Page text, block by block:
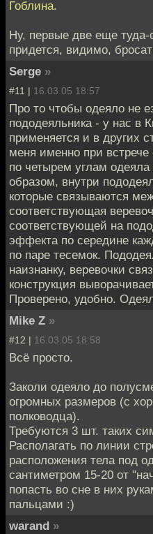
Гоблина.
Ну, первые две еще
придется, видимо,
Serge »
#11 | 16.03.05 18:57
Про то чтобы одеяло не
пододеяльника - у нас в
применяется и в других
меня именно при
по четырем углам
образом, внутри
которые связываются
соответствующая
соответствующей на
эффекта по середине
по паре тесемок.
наизнанку, веревочки
конструкция
Проверено, удобно.
Mike Z »
#12 | 16.03.05 18:58
Всё просто.
Заколи одеяло до
огромных размеров (с
полководца).
Требуются 3 шт. таких
Располагать по линии
расположения тела под
сантиметром 15-20 от
попасть во сне в них
пальцами :)
warand »